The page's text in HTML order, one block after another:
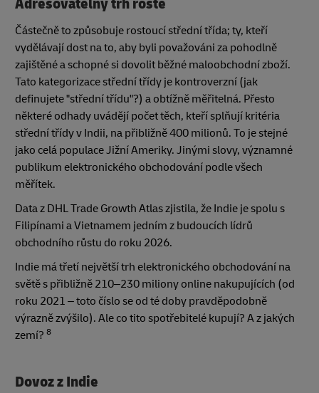
Částečně to způsobuje rostoucí střední třída; ty, kteří
vydělávají dost na to, aby byli považováni za pohodlně
zajištěné a schopné si dovolit běžné maloobchodní zboží.
Tato kategorizace střední třídy je kontroverzní (jak
definujete "střední třídu"?) a obtížně měřitelná. Přesto
některé odhady uvádějí počet těch, kteří splňují kritéria
střední třídy v Indii, na přibližně 400 milionů. To je stejné
jako celá populace Jižní Ameriky. Jinými slovy, významné
publikum elektronického obchodování podle všech
měřítek.
Data z DHL Trade Growth Atlas zjistila, že Indie je spolu s
Filipínami a Vietnamem jedním z budoucích lídrů
obchodního růstu do roku 2026.
Indie má třetí největší trh elektronického obchodování na
světě s přibližně 210–230 miliony online nakupujících (od
roku 2021 – toto číslo se od té doby pravděpodobně
výrazně zvýšilo). Ale co tito spotřebitelé kupují? A z jakých
zemí? 8
Dovoz z Indie